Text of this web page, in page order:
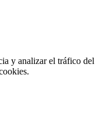
y analizar el tráfico del